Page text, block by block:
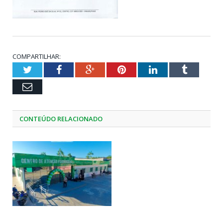
COMPARTILHAR:
TwitterFacebookGoogle+PinterestLinkedInTumblr
Email
CONTEÚDO RELACIONADO